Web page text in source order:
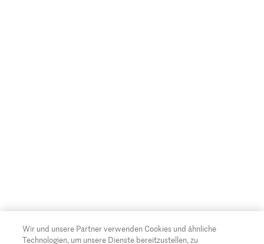
Wir und unsere Partner verwenden Cookies und ähnliche
Technologien, um unsere Dienste bereitzustellen, zu